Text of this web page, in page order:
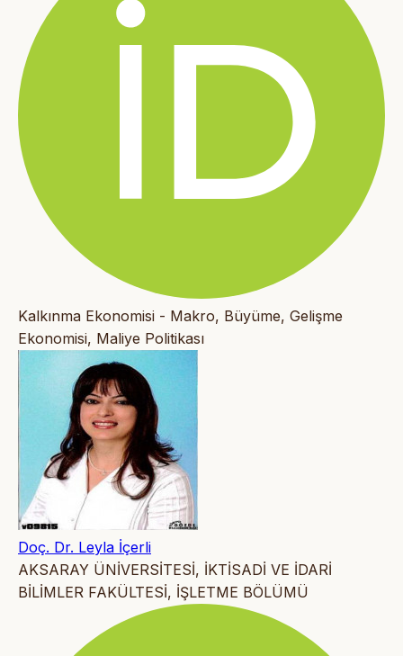
Kalkınma Ekonomisi - Makro, Büyüme, Gelişme
Ekonomisi, Maliye Politikası
Doç. Dr. Leyla İçerli
AKSARAY ÜNİVERSİTESİ, İKTİSADİ VE İDARİ
BİLİMLER FAKÜLTESİ, İŞLETME BÖLÜMÜ